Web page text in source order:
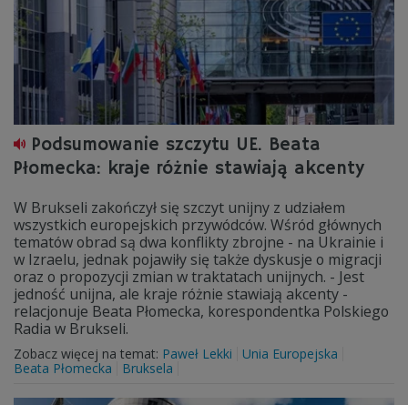
Podsumowanie szczytu UE. Beata
Płomecka: kraje różnie stawiają akcenty
W Brukseli zakończył się szczyt unijny z udziałem
wszystkich europejskich przywódców. Wśród głównych
tematów obrad są dwa konflikty zbrojne - na Ukrainie i
w Izraelu, jednak pojawiły się także dyskusje o migracji
oraz o propozycji zmian w traktatach unijnych. - Jest
jedność unijna, ale kraje różnie stawiają akcenty -
relacjonuje Beata Płomecka, korespondentka Polskiego
Radia w Brukseli.
Zobacz więcej na temat: Paweł Lekki
Unia Europejska
Beata Płomecka
Bruksela